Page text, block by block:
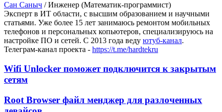
Сан Саныч /Инженер (Математик-программист)
Эксперт в ИТ области, с высшим образованием и научными
статьями. Уже более 15 лет занимаюсь ремонтом мобильных
телефонов и персональных копьютеров, специализируюсь на
настройке ПО и сетей. С 2013 года веду ютуб-канал.
Телеграм-канал проекта - https://t.me/hardtekru
Wifi Unlocker поможет подключится к закрытым
сетям
Root Browser файл менджер для разлоченных